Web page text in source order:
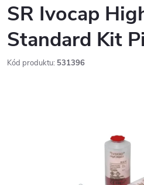
SR Ivocap
Standard Kit
Kód produktu: 531396